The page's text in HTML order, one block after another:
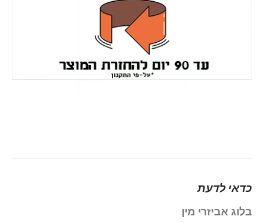
כדאי לדעת
בלוג אביזרי מין